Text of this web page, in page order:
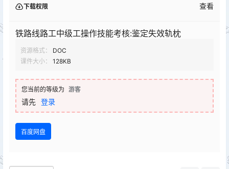
下载权限 查看
铁路线路工中级工操作技能考核:鉴定失效轨枕
资源格式：
DOC
课件大小：
128KB
您当前的等级为 游客
请先 登录
百度网盘